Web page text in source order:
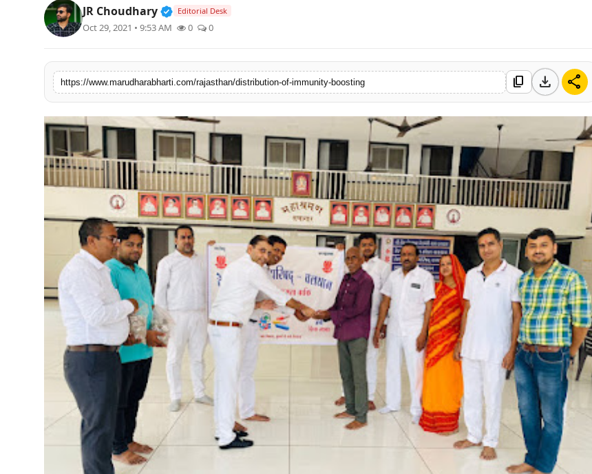
टेक्नोलॉजी JR Choudhary Verified Public Figure • 30 Mar, 2026
Editorial Desk
Oct 29, 2021 • 9:53 AM 0 0
https://www.marudharabharti.com/rajasthan/distribution-of-immunity-boosting content_copy download share